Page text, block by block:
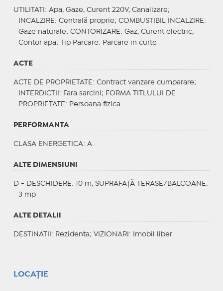
UTILITATI : Apa, Gaze, Curent 220V, Canalizare;
INCALZIRE : Centrală proprie; COMBUSTIBIL INCALZIRE :
Gaze naturale; CONTORIZARE : Gaz, Curent electric,
Contor apa;
Tip Parcare: Parcare in curte
ACTE
ACTE DE PROPRIETATE : Contract vanzare cumparare;
INTERDICTII : Fara sarcini; FORMA TITLULUI DE
PROPRIETATE : Persoana fizica
PERFORMANTA
CLASA ENERGETICA: A
ALTE DIMENSIUNI
D - DESCHIDERE: 10 m, SUPRAFAȚĂ TERASE/BALCOANE:
3 mp
ALTE DETALII
DESTINATII : Rezidenta; VIZIONARI : Imobil liber
LOCAȚIE